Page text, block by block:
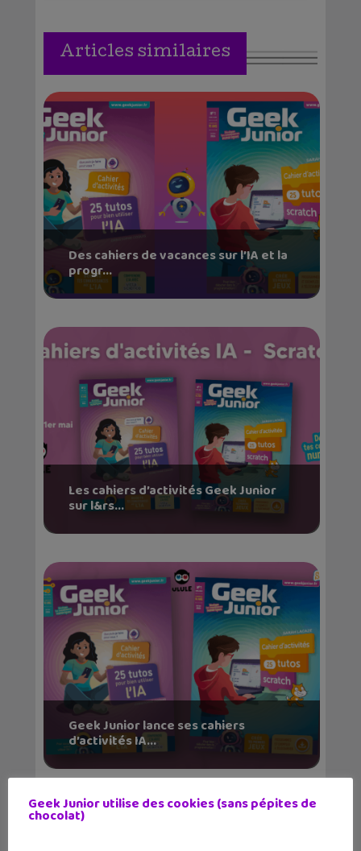
Articles similaires
Des cahiers de vacances sur l’IA et la
progr...
Les cahiers d’activités Geek Junior
sur l&rs...
Geek Junior lance ses cahiers
d’activités IA...
Geek Junior utilise des cookies (sans pépites de
chocolat)